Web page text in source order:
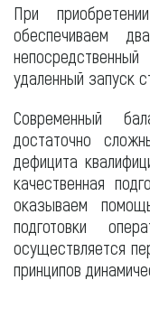
При
обеспечиваем
удаленный запуск
Современный
достаточно
дефицита
качественная
оказываем
подготовки
осуществляется
принципов